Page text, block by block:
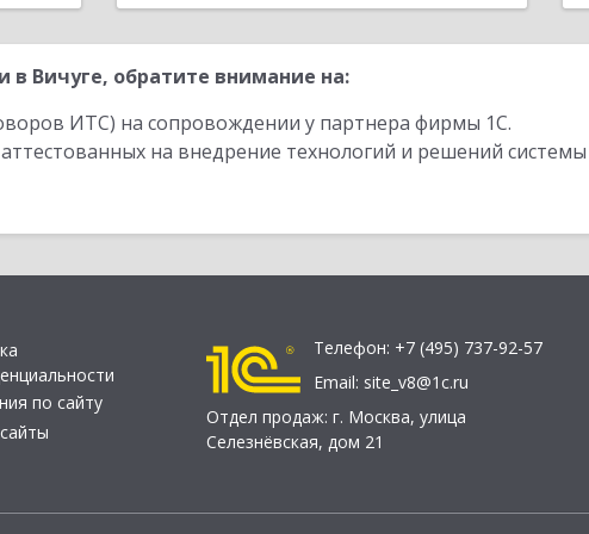
Вичуге, обратите внимание на:
ИТС) на сопровождении у партнера фирмы 1С.
на внедрение технологий и решений
по сайту
Телефон: +7 (495) 737-92-57
Email: site_v8@1c.ru
Отдел продаж: г. Москва, улица
Селезнёвская, дом 21